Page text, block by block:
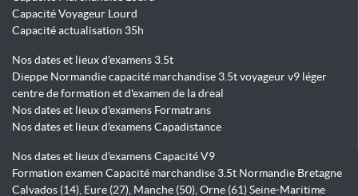
Capacité Voyageur Lourd
Capacité actualisation 35h
Nos dates et lieux d'examens 3.5t
Dieppe Normandie capacité marchandise 3.5t voyageur v9 léger
centre de formation et d'examen de la dreal
Nos dates et lieux d'examens Formatrans
Nos dates et lieux d'examens Capadistance
Nos dates et lieux d'examens Capacité V9
Formation examen Capacité marchandise 3.5t Normandie Bretagne
Calvados (14), Eure (27), Manche (50), Orne (61) Seine-Maritime